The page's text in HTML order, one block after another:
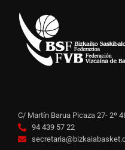
C/ Martín Barua Picaza 27- 2º
94 439 57 22